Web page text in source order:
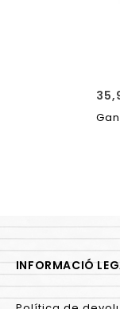
INFORMACIÓ